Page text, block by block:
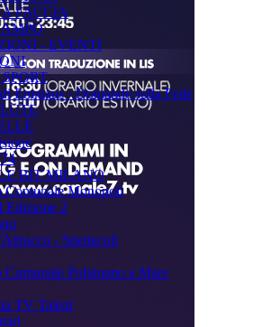
FACCIA
- EVENTI
Emmaus - Domande sulla Fede
BIT MILANO
Comunale Monopoli
Edizione 2
- Spettacoli
Comunale Polignano a Mare
TV Talent